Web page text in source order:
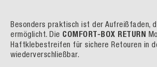
Besonders praktisch ist der Aufreißfaden,
ermöglicht. Die COMFORT-BOX RETURN
Haftklebestreifen für sichere Retouren in
wiederverschließbar.